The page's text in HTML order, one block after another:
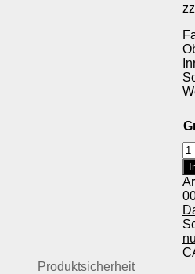
Produktsicherheit